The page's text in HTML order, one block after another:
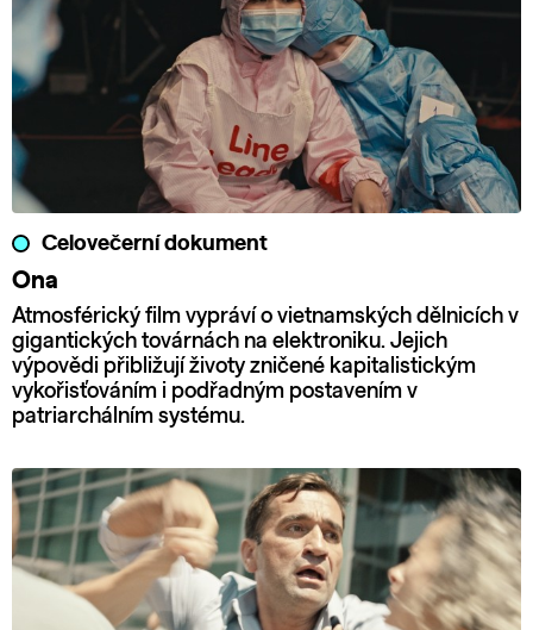
Celovečerní dokument
Ona
Atmosférický film vypráví o vietnamských dělnicích v
gigantických továrnách na elektroniku. Jejich
výpovědi přibližují životy zničené kapitalistickým
vykořisťováním i podřadným postavením v
patriarchálním systému.